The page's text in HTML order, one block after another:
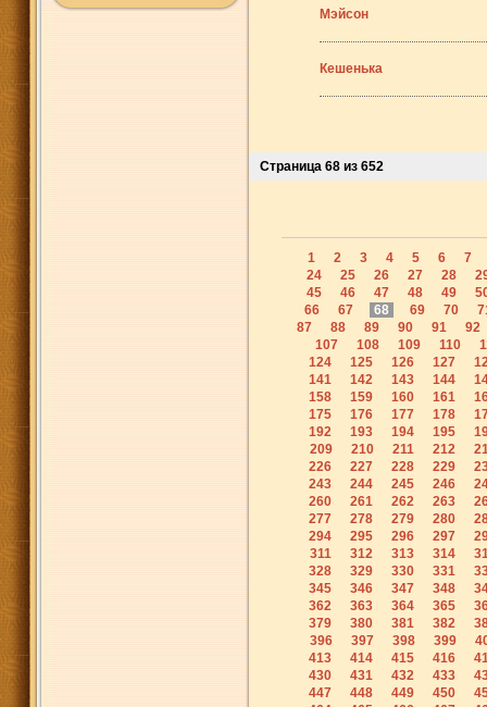
Мэйсон
Кешенька
Страница 68 из 652
1 2 3 4 5 6
7
24
25 26 27 28
45
46 47 48 49
66
67 68 69 70
87
88 89 90 91
92
107
108 109 110
124
125 126 127
141
142 143 144
158
159 160 161
175
176 177 178
192
193 194 195
209
210 211 212
226
227 228 229
243
244 245 246
260
261 262 263
277
278 279 280
294
295 296 297
311
312 313 314
328
329 330 331
345
346 347 348
362
363 364 365
379
380 381 382
396
397 398 399
413
414 415 416
430
431 432 433
447
448 449 450